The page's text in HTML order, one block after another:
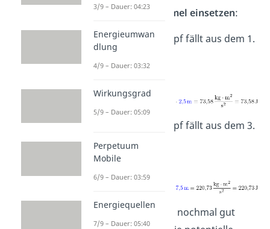
Wertein die Formel einsetzen:
1.) Der Blumentopf fällt aus dem 1.
Stock:
2.) Der Blumentopf fällt aus dem 3.
Stock:
Hieran kannst du nochmal gut
3/9 – Dauer: 04:23
Energieumwan
dlung
4/9 – Dauer: 03:32
Wirkungsgrad
5/9 – Dauer: 05:09
Perpetuum
Mobile
6/9 – Dauer: 03:59
Energiequellen
7/9 – Dauer: 05:40